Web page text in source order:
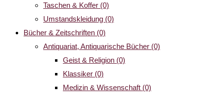
Taschen & Koffer (0)
Umstandskleidung (0)
Bücher & Zeitschriften (0)
Antiquariat, Antiquarische Bücher (0)
Geist & Religion (0)
Klassiker (0)
Medizin & Wissenschaft (0)